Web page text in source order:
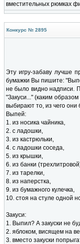
вместительных рюмках
Конкурс № 2895
Эту игру-забаву лучше
бумажки Вы пишите:
не было видно надписи.
"Закуси..." (каким
выбирают то, из чего они
Выпей:
1. из носика чайника,
2. с ладошки,
3. из кастрюльки,
4. с ладошки соседа,
5. из крышки,
6. из банки
7. из тарелки,
8. из наперстка,
9. из бумажного кулечка,
10. стоя на стуле одной
Закуси:
1. Выпил? А закуски не
2. яблоком, висящем на
3. вместо закуски